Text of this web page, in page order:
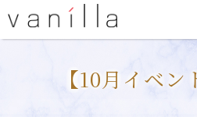
【10月イベン